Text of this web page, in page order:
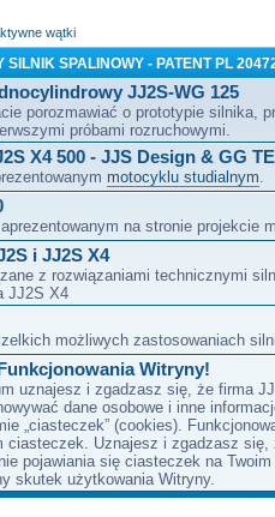
wątki
SILNIK SPALINOWY - PATENT PL
JJ2S-WG 125
porozmawiać o prototypie silnika,
próbami rozruchowymi.
X4 500 - JJS Design & GG
motocyklu studialnym
na stronie projekcie
i JJ2S X4
z rozwiązaniami technicznymi
JJ2S X4
możliwych zastosowaniach
Witryny!
uznajesz i zgadzasz się, że firma
dane osobowe i inne
„ciasteczek” (cookies).
ciasteczek. Uznajesz i zgadzasz się,
pojawiania się ciasteczek na
skutek użytkowania Witryny.